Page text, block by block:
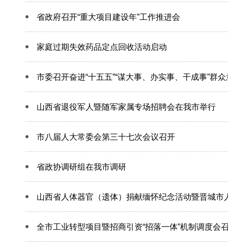
省政府召开“重大项目建设年”工作推进会
家庭过期失效药品定点回收活动启动
市委召开奋进“十五五”“谋大事、办实事、干成事”群
山西省退役军人暨随军家属专场招聘会在我市举行
市八届人大常委会第三十七次会议召开
省政协调研组在我市调研
山西省人体器官（遗体）捐献缅怀纪念活动暨晋城
全市工业转型项目暨招商引资“招落一体”机制调度会